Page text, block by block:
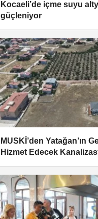
Kocaeli’de içme suyu
güçleniyor
MUSKİ’den Yatağan’ın
Hizmet Edecek